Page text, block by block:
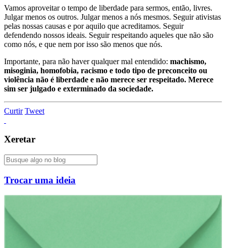
Vamos aproveitar o tempo de liberdade para sermos, então, livres.
Julgar menos os outros. Julgar menos a nós mesmos. Seguir ativistas
pelas nossas causas e por aquilo que acreditamos. Seguir
defendendo nossos ideais. Seguir respeitando aqueles que não são
como nós, e que nem por isso são menos que nós.
Importante, para não haver qualquer mal entendido: machismo,
misoginia, homofobia, racismo e todo tipo de preconceito ou
violência não é liberdade e não merece ser respeitado. Merece
sim ser julgado e exterminado da sociedade.
Curtir Tweet
Xeretar
Trocar uma ideia